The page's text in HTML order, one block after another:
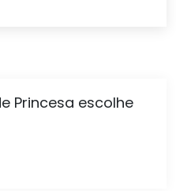
Princesa escolhe